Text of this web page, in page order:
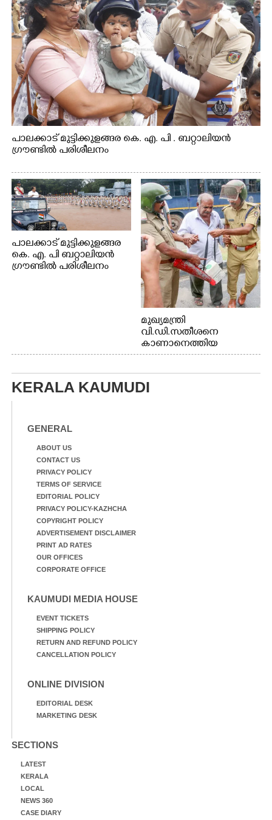
പാലക്കാട് മുട്ടിക്കുളങ്ങര കെ. എ. പി . ബറ്റാലിയൻ
ഗ്രൗണ്ടിൽ പരിശീലനം
പാലക്കാട് മുട്ടിക്കുളങ്ങര
കെ. എ. പി ബറ്റാലിയൻ
ഗ്രൗണ്ടിൽ പരിശീലനം
മുഖ്യമന്ത്രി
വി.ഡി.സതീശനെ
കാണാനെത്തിയ
മോഹനൻ നായർ
KERALA KAUMUDI
GENERAL
ABOUT US
CONTACT US
PRIVACY POLICY
TERMS OF SERVICE
EDITORIAL POLICY
PRIVACY POLICY-KAZHCHA
COPYRIGHT POLICY
ADVERTISEMENT DISCLAIMER
PRINT AD RATES
OUR OFFICES
CORPORATE OFFICE
KAUMUDI MEDIA HOUSE
EVENT TICKETS
SHIPPING POLICY
RETURN AND REFUND POLICY
CANCELLATION POLICY
ONLINE DIVISION
EDITORIAL DESK
MARKETING DESK
SECTIONS
LATEST
KERALA
LOCAL
NEWS 360
CASE DIARY